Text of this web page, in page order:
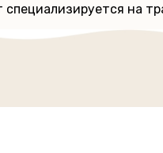
специализируется на